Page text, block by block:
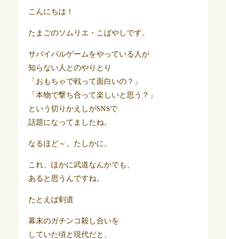
こんにちは！
たまごのソムリエ・こばやしです。
サバイバルゲームをやっている人が
知らない人とのやりとり
「おもちゃで戦って面白いの？」
「本物で撃ち合って楽しいと思う？」
という切りかえしがSNSで
話題になってましたね。
なるほど～。たしかに。
これ、ほかに武道なんかでも、
あると思うんですね。
たとえば剣道
幕末のガチンコ殺し合いを
していた頃と現代だと、